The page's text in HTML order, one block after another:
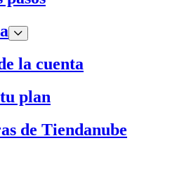
la cuenta
plan
de Tiendanube